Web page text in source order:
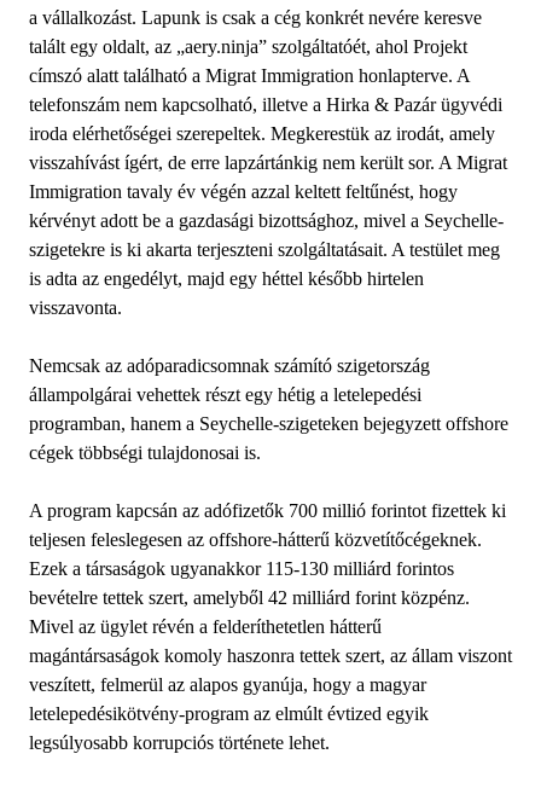
a vállalkozást. Lapunk is csak a cég konkrét nevére keresve
talált egy oldalt, az „aery.ninja” szolgáltatóét, ahol Projekt
címszó alatt található a Migrat Immigration honlapterve. A
telefonszám nem kapcsolható, illetve a Hirka & Pazár ügyvédi
iroda elérhetőségei szerepeltek. Megkerestük az irodát, amely
visszahívást ígért, de erre lapzártánkig nem került sor. A Migrat
Immigration tavaly év végén azzal keltett feltűnést, hogy
kérvényt adott be a gazdasági bizottsághoz, mivel a Seychelle-
szigetekre is ki akarta terjeszteni szolgáltatásait. A testület meg
is adta az engedélyt, majd egy héttel később hirtelen
visszavonta.
Nemcsak az adóparadicsomnak számító szigetország
állampolgárai vehettek részt egy hétig a letelepedési
programban, hanem a Seychelle-szigeteken bejegyzett offshore
cégek többségi tulajdonosai is.
A program kapcsán az adófizetők 700 millió forintot fizettek ki
teljesen feleslegesen az offshore-hátterű közvetítőcégeknek.
Ezek a társaságok ugyanakkor 115-130 milliárd forintos
bevételre tettek szert, amelyből 42 milliárd forint közpénz.
Mivel az ügylet révén a felderíthetetlen hátterű
magántársaságok komoly haszonra tettek szert, az állam viszont
veszített, felmerül az alapos gyanúja, hogy a magyar
letelepedésikötvény-program az elmúlt évtized egyik
legsúlyosabb korrupciós története lehet.